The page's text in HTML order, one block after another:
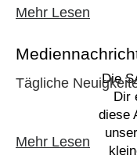
Mehr Lesen
Tägliche
Mehr Lesen
Die
Dir
diese